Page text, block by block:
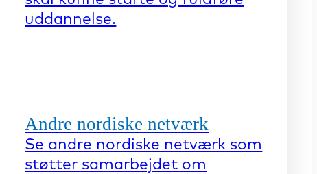
uddannelse.
Andre nordiske netværk
Se andre nordiske netværk som
støtter samarbejdet om